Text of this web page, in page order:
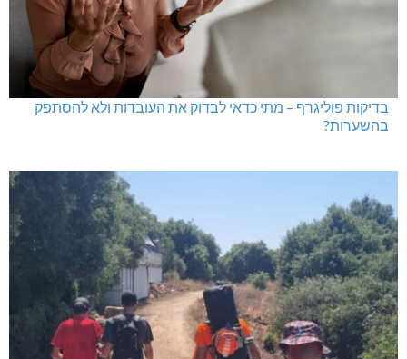
בדיקות פוליגרף – מתי כדאי לבדוק את העובדות ולא להסתפק
בהשערות?